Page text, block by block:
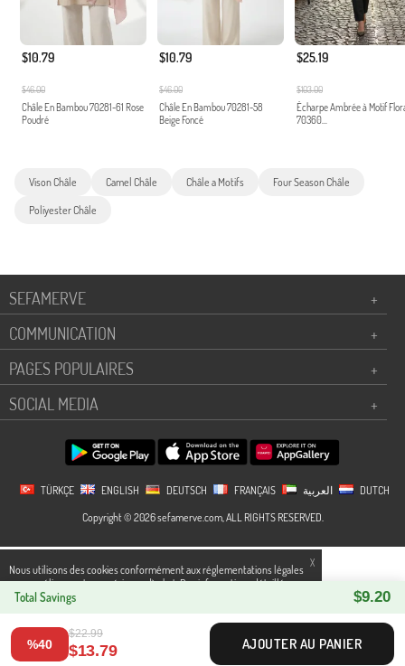
X
Nous utilisons des cookies conformément aux réglementations légales
pour améliorer votre expérience d`achat. Des informations détaillées
peuvent être consultées sur notre page,
$10.79
$46.00
Châle En Bambou 70281-61 Rose
Poudré
$10.79
$46.00
Châle En Bambou 70281-58
Beige Foncé
$25.19
$103.00
Écharpe Ambrée à Motif
70360...
Vison Châle Camel Châle Châle a Motifs Four Season Châle
Poliyester Châle
Total Savings $9.20
%40
$22.99
$13.79 AJOUTER AU PANIER
SEFAMERVE
+
COMMUNICATION
+
PAGES POPULAIRES
+
SOCIAL MEDIA
+
TÜRKÇE ENGLISH DEUTSCH FRANÇAIS
DUTCH
Copyright © 2026 sefamerve.com, ALL RIGHTS RESERVED.